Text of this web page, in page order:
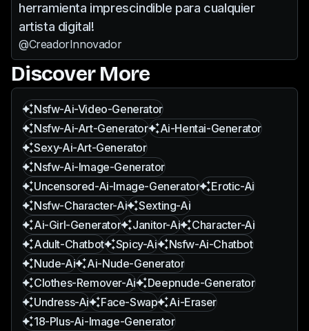
herramienta imprescindible para cualquier
artista digital!
@CreadorInnovador
Discover More
Nsfw-Ai-Video-Generator
Nsfw-Ai-Art-Generator
Ai-Hentai-Generator
Sexy-Ai-Art-Generator
Nsfw-Ai-Image-Generator
Uncensored-Ai-Image-Generator
Erotic-Ai
Nsfw-Character-Ai
Sexting-Ai
Ai-Girl-Generator
Janitor-Ai
Character-Ai
Adult-Chatbot
Spicy-Ai
Nsfw-Ai-Chatbot
Nude-Ai
Ai-Nude-Generator
Clothes-Remover-Ai
Deepnude-Generator
Undress-Ai
Face-Swap
Ai-Eraser
18-Plus-Ai-Image-Generator